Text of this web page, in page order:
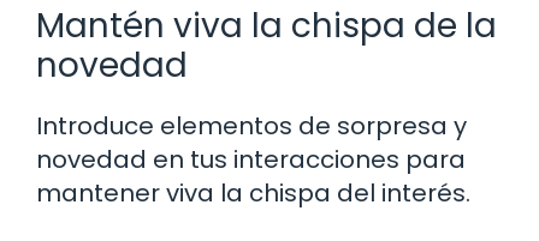
Mantén viva la chispa de la
novedad
Introduce elementos de sorpresa y
novedad en tus interacciones para
mantener viva la chispa del interés.